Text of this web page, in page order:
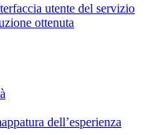
utente del servizio
ottenuta
dell’esperienza